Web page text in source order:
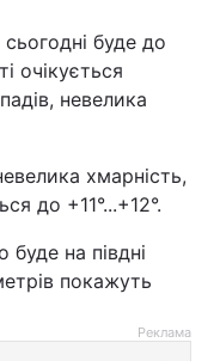
буде до
очікується
невелика
хмарність,
до +11°...+12°.
на півдні
покажуть
Реклама